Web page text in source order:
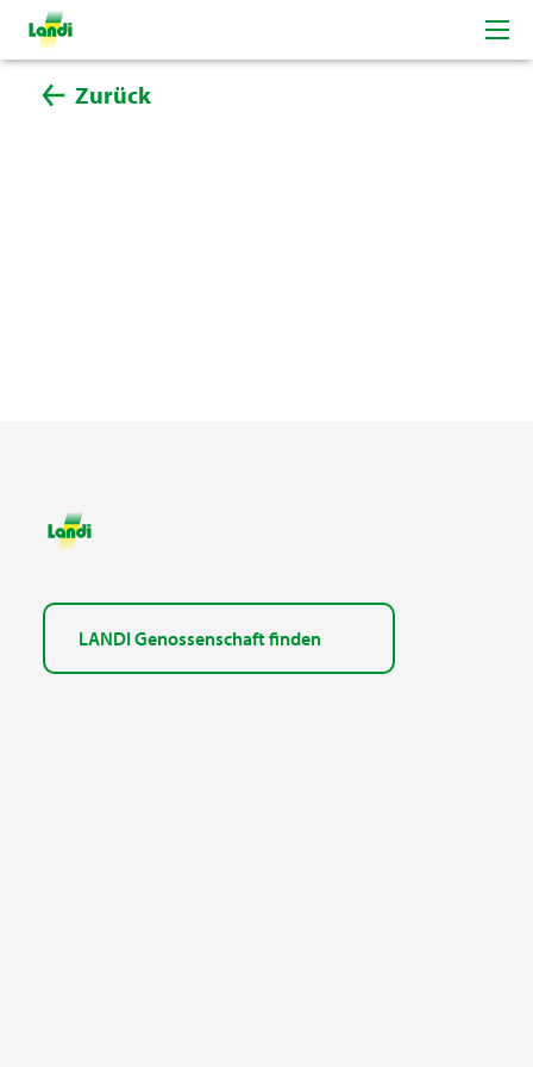
Zurück
LANDI Genossenschaft finden